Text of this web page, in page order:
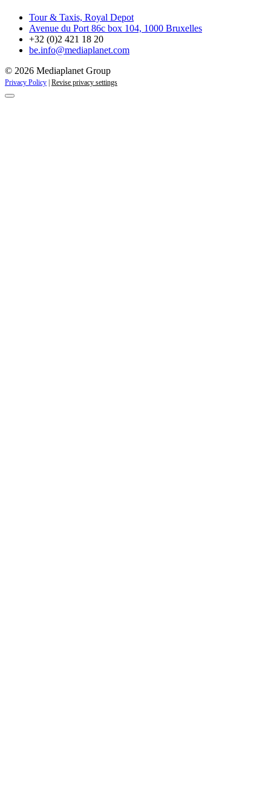
Tour & Taxis, Royal Depot
Avenue du Port 86c box 104, 1000 Bruxelles
+32 (0)2 421 18 20
be.info@mediaplanet.com
© 2026 Mediaplanet Group
Privacy Policy | Revise privacy settings